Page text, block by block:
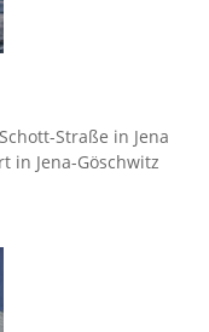
Straße in Jena
in Jena-Göschwitz